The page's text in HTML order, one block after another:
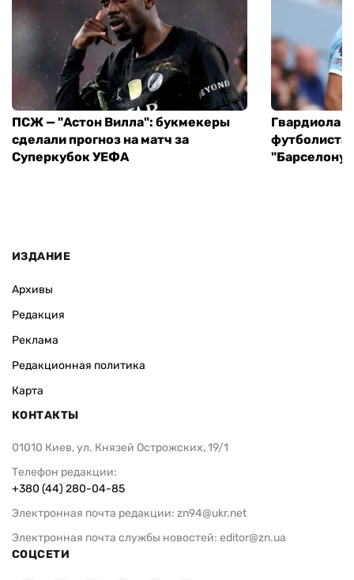
ПСЖ — "Астон Вилла": букмекеры
сделали прогноз на матч за
Суперкубок УЕФА
Гвардиола
футболиста
ИЗДАНИЕ
Архивы
Редакция
Реклама
Редакционная политика
Карта
КОНТАКТЫ
01010 Киев, ул. Князей Острожских, 19/1
Телефон редакции:
+380 (44) 280-04-85
Электронная почта редакции: zn94@ukr.net
Электронная почта службы новостей: editor@zn.ua
СОЦСЕТИ